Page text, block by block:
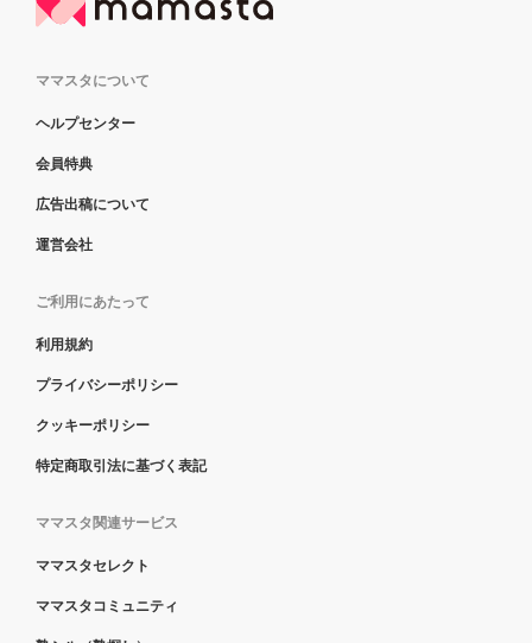
ママスタについて
ヘルプセンター
会員特典
広告出稿について
運営会社
ご利用にあたって
利用規約
プライバシーポリシー
クッキーポリシー
特定商取引法に基づく表記
ママスタ関連サービス
ママスタセレクト
ママスタコミュニティ